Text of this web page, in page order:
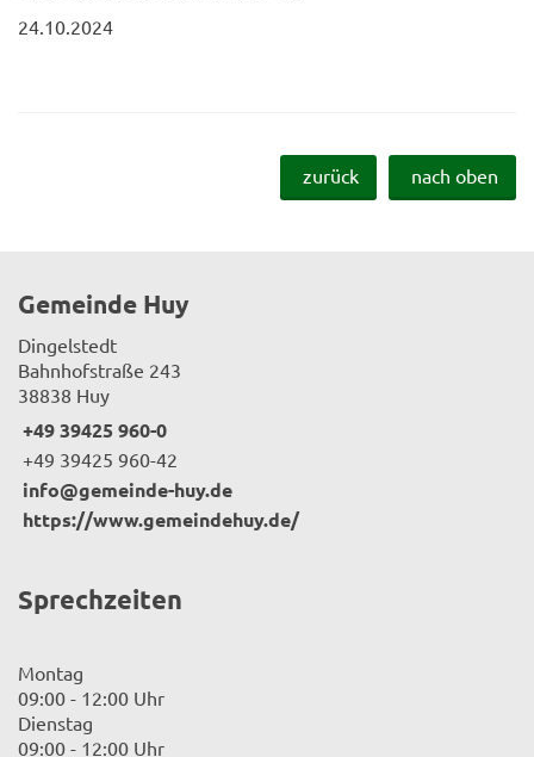
24.10.2024
zurück nach oben
Gemeinde Huy
Dingelstedt
Bahnhofstraße 243
38838 Huy
+49 39425 960-0
+49 39425 960-42
info@gemeinde-huy.de
https://www.gemeindehuy.de/
Sprechzeiten
Montag
09:00 - 12:00 Uhr
Dienstag
09:00 - 12:00 Uhr